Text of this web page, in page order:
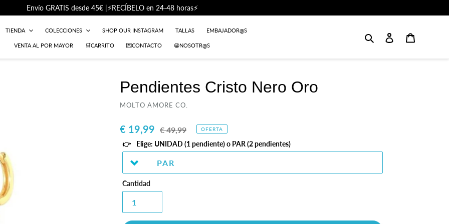
Envío GRATIS desde 45€ |⚡RECÍBELO en 24-48 horas⚡
TIENDA COLECCIONES SHOP OUR INSTAGRAM TALLAS EMBAJADOR@S
VENTA AL POR MAYOR 🛒CARRITO 💌CONTACTO 😀NOSOTR@S
Buscar Login
Pendientes Cristo Nero Oro
PROVEEDOR
MOLTO AMORE CO.
Precio
de
venta
€ 19,99 Precio
habitual
€ 49,99 OFERTA
Elige: UNIDAD (1 pendiente) o PAR (2 pendientes)
Cantidad